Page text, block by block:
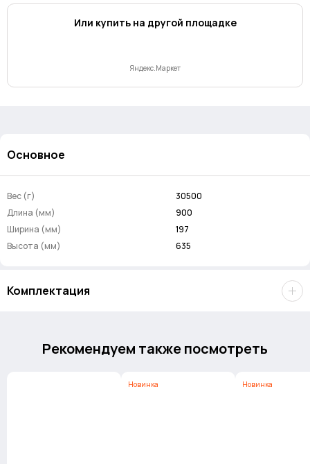
Или купить на другой площадке
Яндекс.Маркет
Основное
Вес (г)
30500
Длина (мм)
900
Ширина (мм)
197
Высота (мм)
635
Комплектация
Рекомендуем также посмотреть
Новинка Новинка